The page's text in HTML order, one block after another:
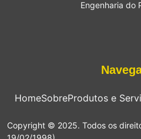
Engenharia do
HomeSobreProdutos e
Copyright © 2025. Todos os